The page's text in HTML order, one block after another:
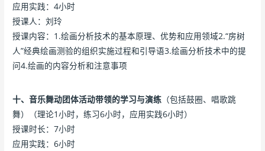
应用实践：4小时
授课人：刘玲
授课内容：1.绘画分析技术的基本原理、优势和应用领域2.“房树
人”经典绘画测验的组织实施过程和引导语3.绘画分析技术中的提
问4.绘画的内容分析和注意事项
十、音乐舞动团体活动带领的学习与演练 （包括鼓圈、唱歌跳
舞）（理论1小时，练习6小时，应用实践6小时）
授课时长：7小时
应用实践：6小时